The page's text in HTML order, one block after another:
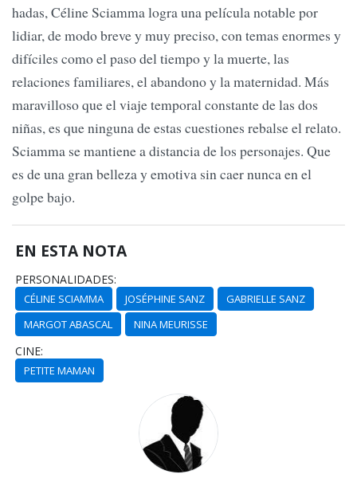
hadas, Céline Sciamma logra una película notable por
lidiar, de modo breve y muy preciso, con temas enormes y
difíciles como el paso del tiempo y la muerte, las
relaciones familiares, el abandono y la maternidad. Más
maravilloso que el viaje temporal constante de las dos
niñas, es que ninguna de estas cuestiones rebalse el relato.
Sciamma se mantiene a distancia de los personajes. Que
es de una gran belleza y emotiva sin caer nunca en el
golpe bajo.
EN ESTA NOTA
PERSONALIDADES:
CÉLINE SCIAMMA JOSÉPHINE SANZ
GABRIELLE SANZ
MARGOT ABASCAL
NINA MEURISSE
CINE:
PETITE MAMAN